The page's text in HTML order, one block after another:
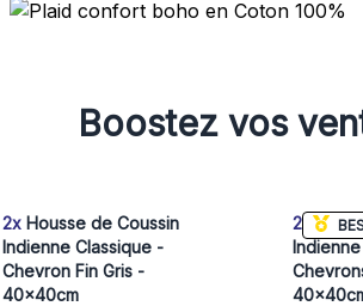
Boostez vos
2x Housse de Coussin
Indienne Classique -
Chevron Fin Gris -
40x40cm
2x